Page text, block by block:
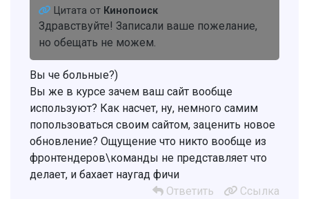
Цитата от Кинопоиск
Здравствуйте! Записали ваше пожелание,
но обещать не можем.
Вы че больные?)
Вы же в курсе зачем ваш сайт вообще
используют? Как насчет, ну, немного самим
попользоваться своим сайтом, заценить новое
обновление? Ощущение что никто вообще из
фронтендеров\команды не представляет что
делает, и бахает наугад фичи
Ответить
Ссылка